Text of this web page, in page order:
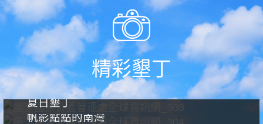
精彩墾丁
夏日墾丁
帆影點點的南灣